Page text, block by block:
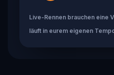
Live-Rennen brauchen eine
läuft in eurem eigenen